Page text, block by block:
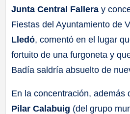
Junta Central Fallera y
Fiestas del Ayuntamiento de
Lledó, comentó en el lugar
fortuito de una furgoneta y
Badía saldría absuelto de
En la concentración, además
Pilar Calabuig (del grupo